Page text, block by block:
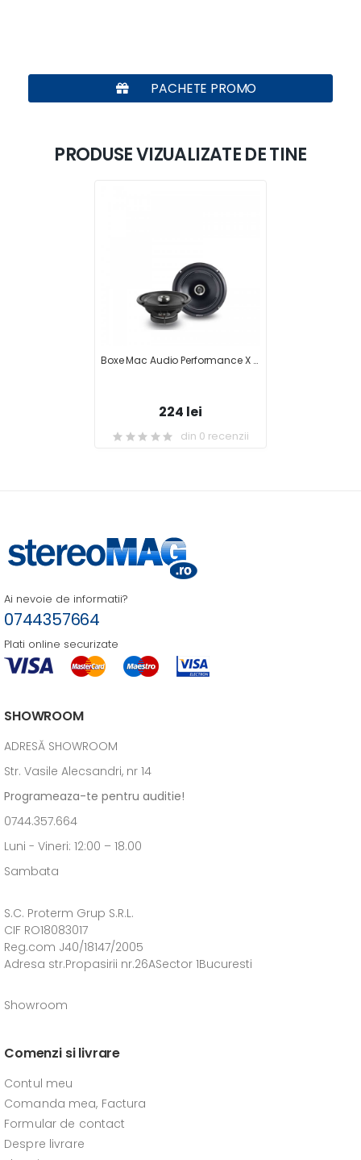
PACHETE PROMO
PRODUSE VIZUALIZATE DE TINE
Boxe Mac Audio Performance X 16.2
224 lei
din 0 recenzii
Ai nevoie de informatii?
0744357664
Plati online securizate
SHOWROOM
ADRESĂ SHOWROOM
Str. Vasile Alecsandri, nr 14
Programeaza-te pentru auditie!
0744.357.664
Luni - Vineri: 12:00 – 18.00
Sambata
S.C. Proterm Grup S.R.L.
CIF RO18083017
Reg.com J40/18147/2005
Adresa str.Propasirii nr.26ASector 1Bucuresti
Showroom
Comenzi si livrare
Contul meu
Comanda mea, Factura
Formular de contact
Despre livrare